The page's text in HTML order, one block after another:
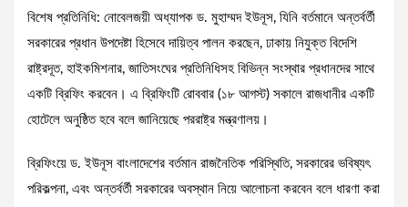
বিশেষ প্রতিনিধি: নোবেলজয়ী অধ্যাপক ড. মুহাম্মদ ইউনূস, যিনি বর্তমানে অন্তর্বর্তী
সরকারের প্রধান উপদেষ্টা হিসেবে দায়িত্ব পালন করছেন, ঢাকায় নিযুক্ত বিদেশি
রাষ্ট্রদূত, হাইকমিশনার, জাতিসংঘের প্রতিনিধিসহ বিভিন্ন সংস্থার প্রধানদের সাথে
একটি ব্রিফিং করবেন। এ ব্রিফিংটি রোববার (১৮ আগস্ট) সকালে রাজধানীর একটি
হোটেলে অনুষ্ঠিত হবে বলে জানিয়েছে পররাষ্ট্র মন্ত্রণালয়।
ব্রিফিংয়ে ড. ইউনূস বাংলাদেশের বর্তমান রাজনৈতিক পরিস্থিতি, সরকারের ভবিষ্যৎ
পরিকল্পনা, এবং অন্তর্বর্তী সরকারের অবস্থান নিয়ে আলোচনা করবেন বলে ধারণা করা